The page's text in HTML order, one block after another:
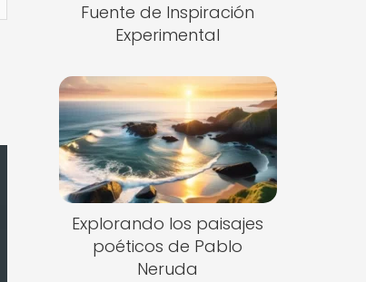
Fuente de Inspiración
Experimental
Explorando los paisajes
poéticos de Pablo
Neruda